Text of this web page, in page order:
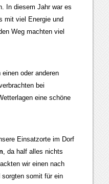
In diesem Jahr war es
mit viel Energie und
Weg machten viel
oder anderen
bei
eine schöne
Einsatzorte im Dorf
, da half alles nichts
wir einen nach
sorgten somit für ein